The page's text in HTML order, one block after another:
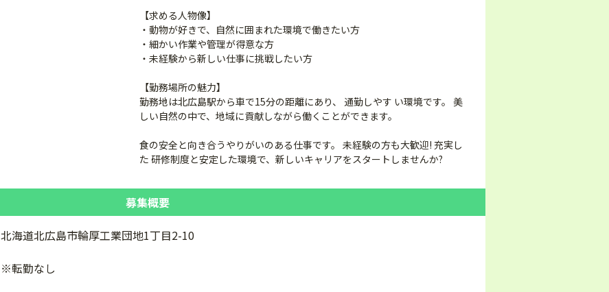
【求める人物像】
・動物が好きで、自然に囲まれた環境で働きたい方
・細かい作業や管理が得意な方
・未経験から新しい仕事に挑戦したい方
【勤務場所の魅力】
勤務地は北広島駅から車で15分の距離にあり、 通勤しやす い環境です。 美
しい自然の中で、地域に貢献しながら働くことができます。
食の安全と向き合うやりがいのある仕事です。 未経験の方も大歓迎! 充実し
た 研修制度と安定した環境で、新しいキャリアをスタートしませんか?
募集概要
北海道北広島市輪厚工業団地1丁目2-10
※転勤なし